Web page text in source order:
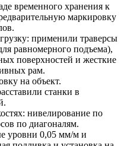
временного хранения к
маркировку
применили траверсы
равномерного подъема),
поверхностей и жесткие
рам.
на объект.
станки в
нивелирование по
по диагоналям.
уровни 0,05 мм/м и